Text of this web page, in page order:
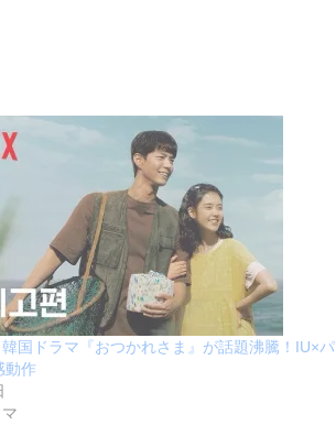
韓国ドラマ『おつかれさま』が話題沸騰！IU×パ
動作